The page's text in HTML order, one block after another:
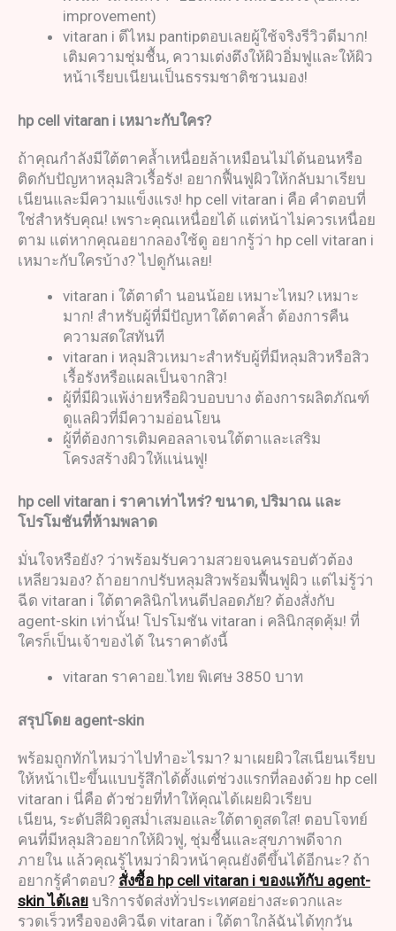
improvement)
vitaran i ดีไหม pantipตอบเลยผู้ใช้จริงรีวิวดีมาก!
เติมความชุ่มชื้น, ความเต่งตึงให้ผิวอิ่มฟูและให้ผิว
หน้าเรียบเนียนเป็นธรรมชาติชวนมอง!
hp cell vitaran i เหมาะกับใคร?
ถ้าคุณกำลังมีใต้ตาคล้ำเหนื่อยล้าเหมือนไม่ได้นอนหรือ
ติดกับปัญหาหลุมสิวเรื้อรัง! อยากฟื้นฟูผิวให้กลับมาเรียบ
เนียนและมีความแข็งแรง! hp cell vitaran i คือ คำตอบที่
ใช่สำหรับคุณ! เพราะคุณเหนื่อยได้ แต่หน้าไม่ควรเหนื่อย
ตาม แต่หากคุณอยากลองใช้ดู อยากรู้ว่า hp cell vitaran i
เหมาะกับใครบ้าง? ไปดูกันเลย!
vitaran i ใต้ตาดำ นอนน้อย เหมาะไหม? เหมาะ
มาก! สำหรับผู้ที่มีปัญหาใต้ตาคล้ำ ต้องการคืน
ความสดใสทันที
vitaran i หลุมสิวเหมาะสำหรับผู้ที่มีหลุมสิวหรือสิว
เรื้อรังหรือแผลเป็นจากสิว!
ผู้ที่มีผิวแพ้ง่ายหรือผิวบอบบาง ต้องการผลิตภัณฑ์
ดูแลผิวที่มีความอ่อนโยน
ผู้ที่ต้องการเติมคอลลาเจนใต้ตาและเสริม
โครงสร้างผิวให้แน่นฟู!
hp cell vitaran i ราคาเท่าไหร่? ขนาด, ปริมาณ และ
โปรโมชันที่ห้ามพลาด
มั่นใจหรือยัง? ว่าพร้อมรับความสวยจนคนรอบตัวต้อง
เหลียวมอง? ถ้าอยากปรับหลุมสิวพร้อมฟื้นฟูผิว แต่ไม่รู้ว่า
ฉีด vitaran i ใต้ตาคลินิกไหนดีปลอดภัย? ต้องสั่งกับ
agent-skin เท่านั้น! โปรโมชัน vitaran i คลินิกสุดคุ้ม! ที่
ใครก็เป็นเจ้าของได้ ในราคาดังนี้
vitaran ราคาอย.ไทย พิเศษ 3850 บาท
สรุปโดย agent-skin
พร้อมถูกทักไหมว่าไปทำอะไรมา? มาเผยผิวใสเนียนเรียบ
ให้หน้าเป๊ะขึ้นแบบรู้สึกได้ตั้งแต่ช่วงแรกที่ลองด้วย hp cell
vitaran i นี่คือ ตัวช่วยที่ทำให้คุณได้เผยผิวเรียบ
เนียน, ระดับสีผิวดูสม่ำเสมอและใต้ตาดูสดใส! ตอบโจทย์
คนที่มีหลุมสิวอยากให้ผิวฟู, ชุ่มชื้นและสุขภาพดีจาก
ภายใน แล้วคุณรู้ไหมว่าผิวหน้าคุณยังดีขึ้นได้อีกนะ? ถ้า
อยากรู้คำตอบ? สั่งซื้อ hp cell vitaran i ของแท้กับ agent-
skin ได้เลย บริการจัดส่งทั่วประเทศอย่างสะดวกและ
รวดเร็วหรือจองคิวฉีด vitaran i ใต้ตาใกล้ฉันได้ทุกวัน